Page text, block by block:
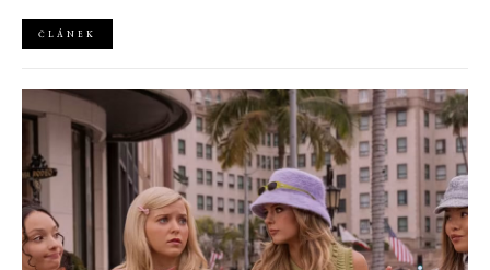
Fall 2027.
ČLÁNEK